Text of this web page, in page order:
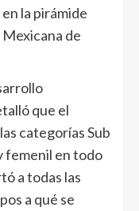
la pirámide
de
que el
categorías Sub
femenil en todo
a todas las
a qué se